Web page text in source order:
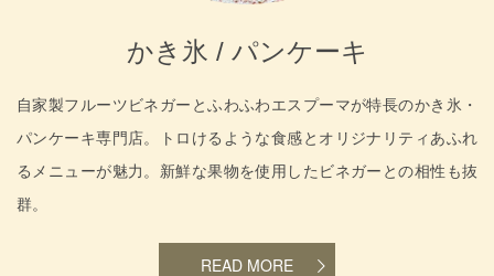
かき氷 / パンケーキ
自家製フルーツビネガーとふわふわエスプーマが特長のかき氷・
パンケーキ専門店。トロけるような食感とオリジナリティあふれ
るメニューが魅力。新鮮な果物を使用したビネガーとの相性も抜
群。
READ MORE